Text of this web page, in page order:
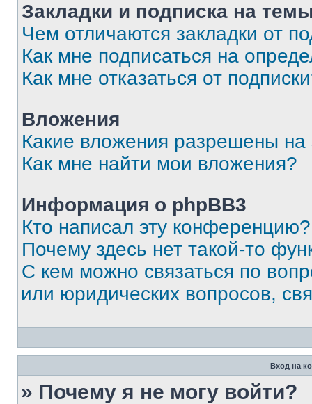
Закладки и подписка на
Чем отличаются закладки от
Как мне подписаться на
Как мне отказаться от
Вложения
Какие вложения разрешены
Как мне найти мои вложения?
Информация о phpBB3
Кто написал эту конференцию?
Почему здесь нет такой-то
С кем можно связаться по
или юридических вопросов,
Вход на
» Почему я не могу войти?